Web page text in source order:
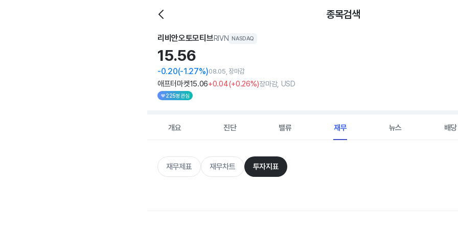
종목검색
리비안오토모티브RIVN NASDAQ
15.56
-0.20(-1.27%)08.05, 장마감
애프터마켓15.06+0.04(+0.26%)장마감, USD
225명 관심
개요 진단 밸류 재무 뉴스 배당
재무제표 재무차트 투자지표